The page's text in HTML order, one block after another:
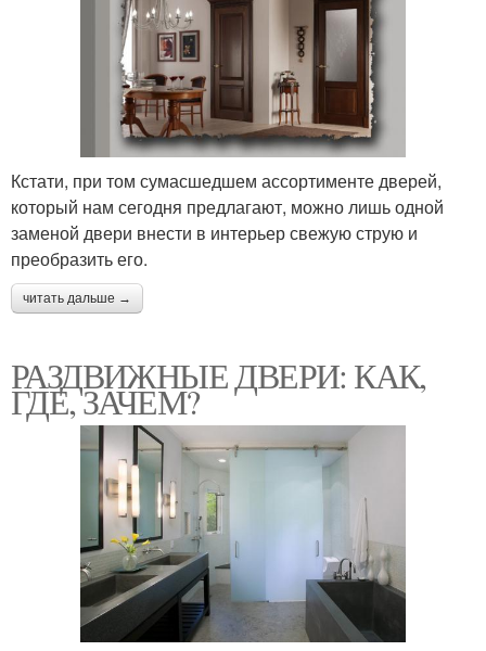
Кстати, при том сумасшедшем ассортименте дверей,
который нам сегодня предлагают, можно лишь одной
заменой двери внести в интерьер свежую струю и
преобразить его.
читать дальше →
РАЗДВИЖНЫЕ ДВЕРИ: КАК,
ГДЕ, ЗАЧЕМ?